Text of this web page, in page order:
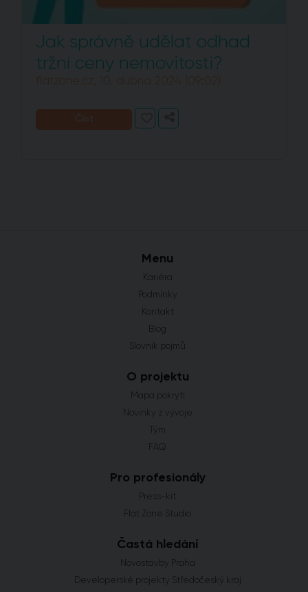
Jak správně udělat odhad
tržní ceny nemovitosti?
flatzone.cz, 10. dubna 2024 (09:02)
Číst
Menu
Kariéra
Podmínky
Kontakt
Blog
Slovník pojmů
O projektu
Mapa pokrytí
Novinky z vývoje
Tým
FAQ
Pro profesionály
Press-kit
Flat Zone Studio
Častá hledání
Novostavby Praha
Developerské projekty Středočeský kraj